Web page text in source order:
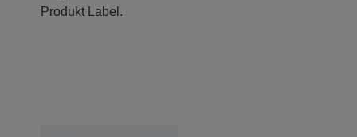
Produkt Label.